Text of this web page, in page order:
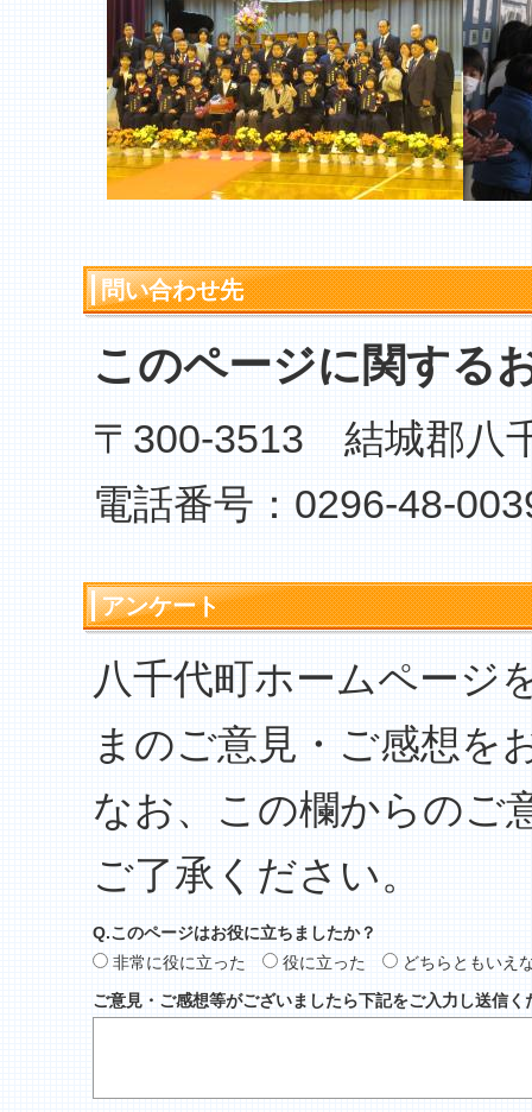
問い合わせ先
このページに関する
〒300-3513 結城郡八
電話番号：0296-48-
アンケート
八千代町ホームページ
まのご意見・ご感想を
なお、この欄からのご
ご了承ください。
Q.このページはお役に立ちましたか？
非常に役に立った
役に立った
どちらともいえ
ご意見・ご感想等がございましたら下記をご入力し送信く